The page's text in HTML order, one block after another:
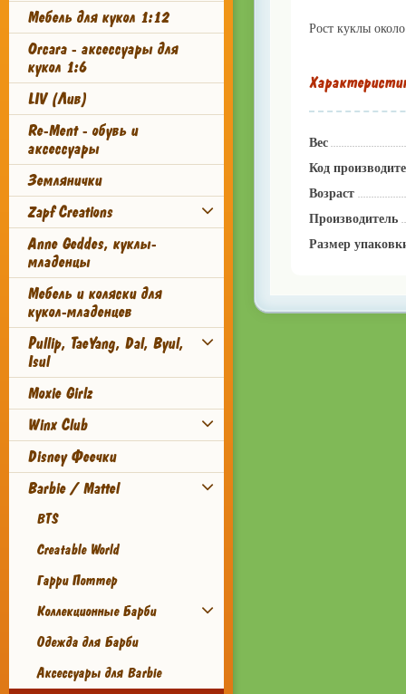
Мебель для кукол 1:12
Orcara - аксессуары для
кукол 1:6
LIV (Лив)
Re-Ment - обувь и
аксессуары
Землянички
Zapf Creations
Anne Geddes, куклы-
младенцы
Мебель и коляски для
кукол-младенцев
Pullip, TaeYang, Dal, Byul,
Isul
Moxie Girlz
Winx Club
Disney Феечки
Barbie / Mattel
BTS
Creatable World
Гарри Поттер
Коллекционные Барби
Одежда для Барби
Аксессуары для Barbie
Рост куклы
Вес
Код
Возраст
Производитель
Размер